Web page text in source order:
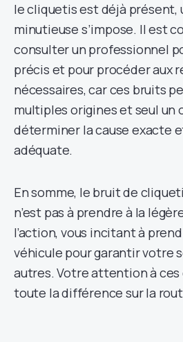
le cliquetis est déjà présent,
minutieuse s’impose. Il est
consulter un professionnel
précis et pour procéder aux
nécessaires, car ces bruits
multiples origines et seul
déterminer la cause exacte
adéquate.
En somme, le bruit de
n’est pas à prendre à la
l’action, vous incitant à
véhicule pour garantir votre
autres. Votre attention à
toute la différence sur la